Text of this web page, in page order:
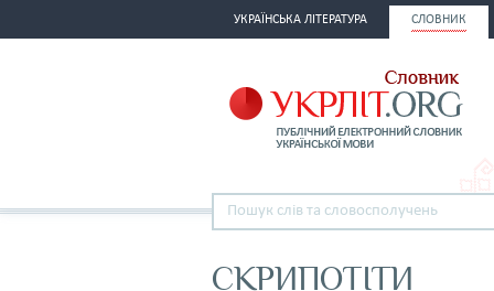
УКРАЇНСЬКА ЛІТЕРАТУРА СЛОВНИК
СКРИПОТІТИ